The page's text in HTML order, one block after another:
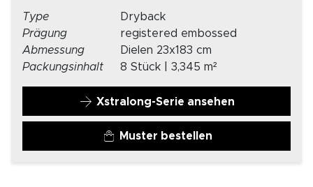
Type
Dryback
Prägung
registered embossed
Abmessung
Dielen 23x183 cm
Packungsinhalt
8 Stück | 3,345 m²
Xstralong-Serie ansehen
Muster bestellen